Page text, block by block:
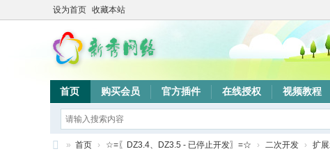
设为首页 收藏本站
首页 购买会员 官方插件 在线授权 视频教程
» 首页 › ☆=〖DZ3.4、DZ3.5 - 已停止开发〗=☆ › 二次开发 › 扩